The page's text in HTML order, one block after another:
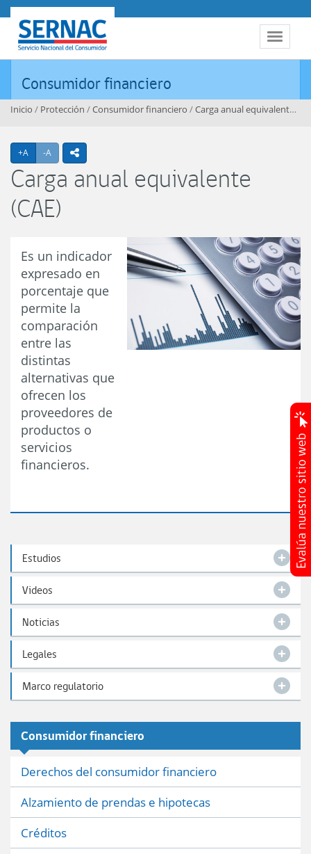
Contenido principal
Toggle
SERNAC
Consumidor financiero
Inicio / Protección /Consumidor financiero /Carga anual equivalente (CAE)
+A Agrandar texto
-A Achicar textoicono compartir
Carga anual equivalente
(CAE)
Es un indicador
expresado en
porcentaje que
permite la
comparación
entre las
distintas
alternativas que
ofrecen los
proveedores de
productos o
servicios
financieros.
Estudios
Videos
Noticias
Legales
Marco regulatorio
Consumidor financiero
Derechos del consumidor financiero
Alzamiento de prendas e hipotecas
Créditos